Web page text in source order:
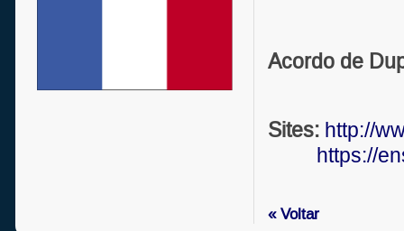
Acordo de
Sites: http://
https://
« Voltar